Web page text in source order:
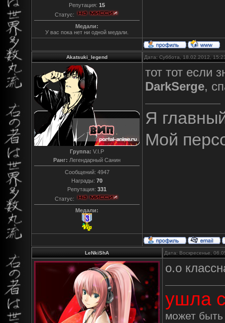
Репутация: 15
Статус:
Медали:
У вас пока нет ни одной медали.
Akatsuki_legend Дата: Суббота, 18.02.2012,
Группа: V.I.P
Ранг: Легендарный Санин
Сообщений: 4947
Награды: 70
Репутация: 331
Статус:
Медали:
тот тот если
DarkSerge,
Я
Мой
LeNkiShA Дата: Воскресенье,
о.о
ушла
может быть